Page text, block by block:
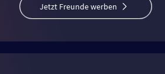
Jetzt Freunde werben